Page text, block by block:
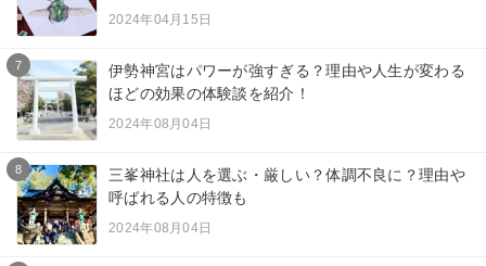
2024年04月15日
7
伊勢神宮はパワーが強すぎる？理由や人生が変わる
ほどの効果の体験談を紹介！
2024年08月04日
8
三峯神社は人を選ぶ・厳しい？体調不良に？理由や
呼ばれる人の特徴も
2024年08月04日